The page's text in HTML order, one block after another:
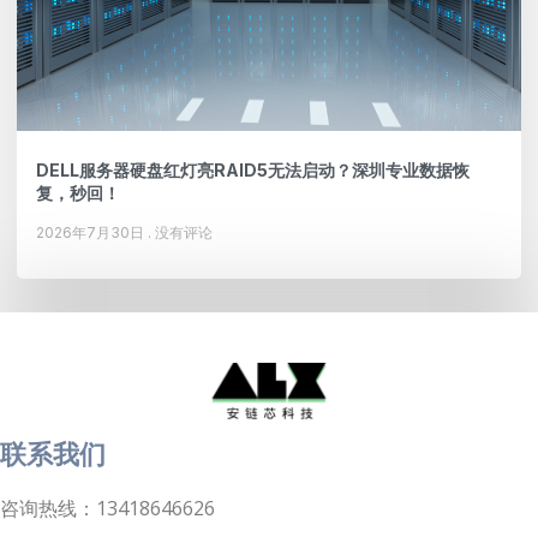
DELL服务器硬盘红灯亮RAID5无法启动？深圳专业数据恢
复，秒回！
2026年7月30日 没有评论
联系我们
咨询热线：13418646626